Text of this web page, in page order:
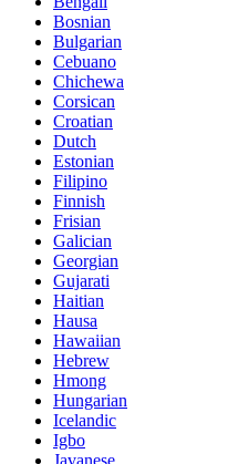
Bosnian
Bulgarian
Cebuano
Chichewa
Corsican
Croatian
Dutch
Estonian
Filipino
Finnish
Frisian
Galician
Georgian
Gujarati
Haitian
Hausa
Hawaiian
Hebrew
Hmong
Hungarian
Icelandic
Igbo